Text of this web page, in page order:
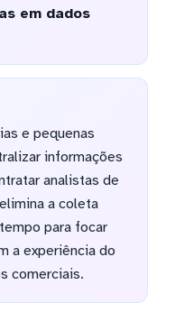
em dados
e pequenas
informações
analistas de
a coleta
para focar
a experiência do
comerciais.